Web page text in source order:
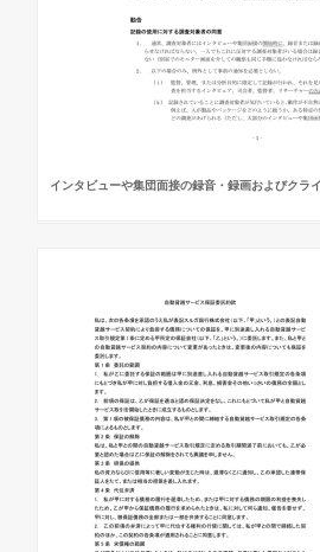
インタビューや集団面接の録音・録画およびクラ